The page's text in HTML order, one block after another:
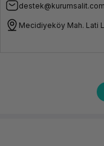
destek@kurumsalit.com
Mecidiyeköy Mah. Lati